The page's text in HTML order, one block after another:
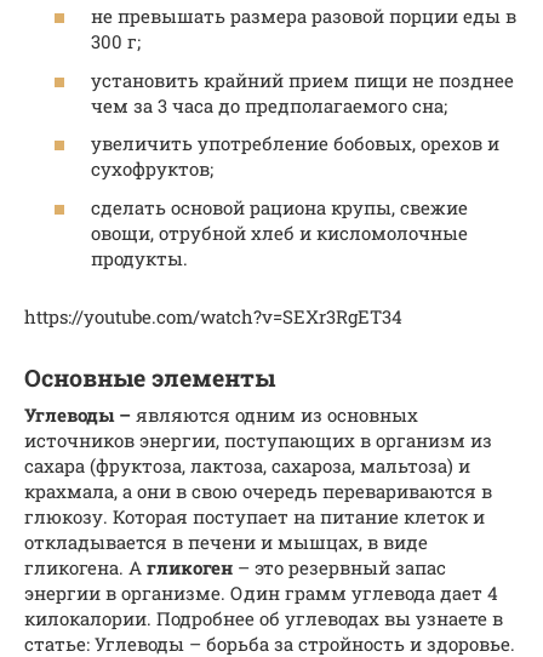
не превышать размера разовой порции еды в
300 г;
установить крайний прием пищи не позднее
чем за 3 часа до предполагаемого сна;
увеличить употребление бобовых, орехов и
сухофруктов;
сделать основой рациона крупы, свежие
овощи, отрубной хлеб и кисломолочные
продукты.
https://youtube.com/watch?v=SEXr3RgET34
Основные элементы
Углеводы – являются одним из основных
источников энергии, поступающих в организм из
сахара (фруктоза, лактоза, сахароза, мальтоза) и
крахмала, а они в свою очередь перевариваются в
глюкозу. Которая поступает на питание клеток и
откладывается в печени и мышцах, в виде
гликогена. А гликоген – это резервный запас
энергии в организме. Один грамм углевода дает 4
килокалории. Подробнее об углеводах вы узнаете в
статье: Углеводы – борьба за стройность и здоровье.